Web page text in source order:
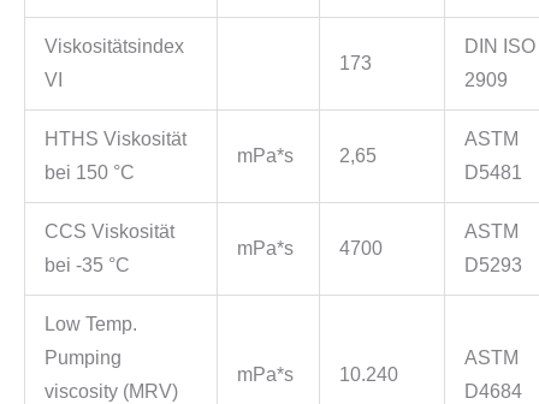
Viskositätsindex
VI
173
DIN ISO
2909
HTHS Viskosität
bei 150 °C
mPa*s 2,65
ASTM
D5481
CCS Viskosität
bei -35 °C
mPa*s 4700
ASTM
D5293
Low Temp.
Pumping
viscosity (MRV)
mPa*s 10.240
ASTM
D4684